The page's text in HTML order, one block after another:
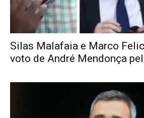
Silas Malafaia e Marco
voto de André Mendonça